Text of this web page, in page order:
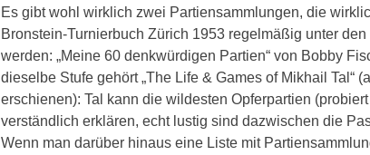
Es gibt wohl wirklich zwei Partiensammlungen, die
Bronstein-Turnierbuch Zürich 1953 regelmäßig unter
werden: „Meine 60 denkwürdigen Partien“ von Bobby
dieselbe Stufe gehört „The Life & Games of Mikhail Tal“
erschienen): Tal kann die wildesten Opferpartien
verständlich erklären, echt lustig sind dazwischen die
Wenn man darüber hinaus eine Liste mit